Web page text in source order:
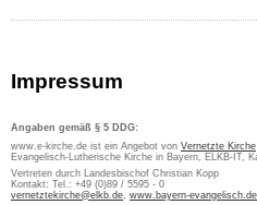
Impressum
Angaben gemäß § 5 DDG:
www.e-kirche.de ist ein Angebot von Vernetzte Kirche
Evangelisch-Lutherische Kirche in Bayern, ELKB-IT,
Vertreten durch Landesbischof Christian Kopp
Kontakt: Tel.: +49 (0)89 / 5595 - 0
vernetztekirche@elkb.de, www.bayern-evangelisch.de